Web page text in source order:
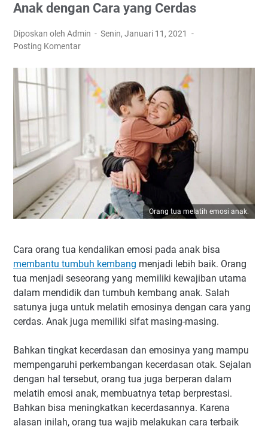
Anak dengan Cara yang Cerdas
Diposkan oleh Admin
Senin, Januari 11, 2021
Posting Komentar
Orang tua melatih emosi anak.
Cara orang tua kendalikan emosi pada anak bisa
membantu tumbuh kembang menjadi lebih baik. Orang
tua menjadi seseorang yang memiliki kewajiban utama
dalam mendidik dan tumbuh kembang anak. Salah
satunya juga untuk melatih emosinya dengan cara yang
cerdas. Anak juga memiliki sifat masing-masing.
Bahkan tingkat kecerdasan dan emosinya yang mampu
mempengaruhi perkembangan kecerdasan otak. Sejalan
dengan hal tersebut, orang tua juga berperan dalam
melatih emosi anak, membuatnya tetap berprestasi.
Bahkan bisa meningkatkan kecerdasannya. Karena
alasan inilah, orang tua wajib melakukan cara terbaik